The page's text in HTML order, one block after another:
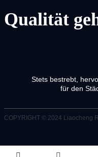
Stets bestrebt,
für den
COPYRIGHT © 2024 Liaocheng